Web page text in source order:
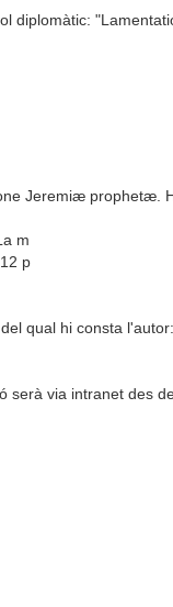
diplomàtic:
Jeremiæ
m
p
qual hi consta
serà via intranet des